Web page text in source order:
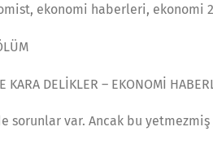
ekonomi haberleri, ekonomi
KARA DELİKLER – EKONOMİ
sorunlar var. Ancak bu